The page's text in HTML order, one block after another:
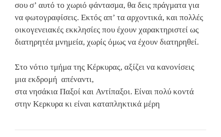
σου σ’ αυτό το χωριό φάντασμα, θα δεις πράγματα για
να φωτογραφίσεις. Εκτός απ’ τα αρχοντικά, και πολλές
οικογενειακές εκκλησίες που έχουν χαρακτηριστεί ως
διατηρητέα μνημεία, χωρίς όμως να έχουν διατηρηθεί.
Στο νότιο τμήμα της Κέρκυρας, αξίζει να κανονίσεις
μια εκδρομή απέναντι,
στα νησάκια Παξοί και Αντίπαξοι. Είναι πολύ κοντά
στην Κερκυρα κι είναι καταπληκτικά μέρη